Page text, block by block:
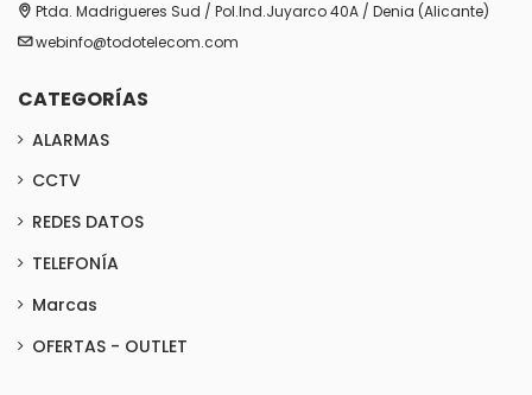
Ptda. Madrigueres Sud / Pol.Ind.Juyarco 40A / Denia (Alicante)
webinfo@todotelecom.com
CATEGORÍAS
ALARMAS
CCTV
REDES DATOS
TELEFONÍA
Marcas
OFERTAS - OUTLET